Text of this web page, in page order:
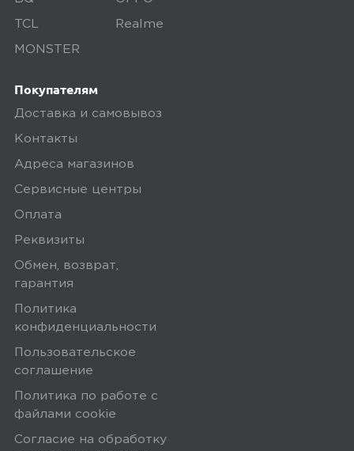
без использования, особо не
разряжается
TCL Realme
MONSTER
Покупателям
Доставка и самовывоз
Контакты
Адреса магазинов
Сервисные центры
Оплата
Реквизиты
Обмен, возврат,
гарантия
Политика
конфиденциальности
Пользовательское
соглашение
Политика по работе с
файлами сookie
Согласие на обработку